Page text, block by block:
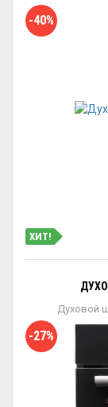
-40%
ХИТ!
Духовой
-27%